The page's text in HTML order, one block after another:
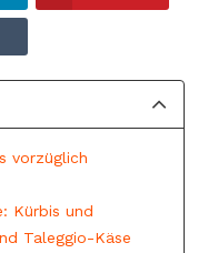
vorzüglich
Kürbis und
Taleggio-Käse